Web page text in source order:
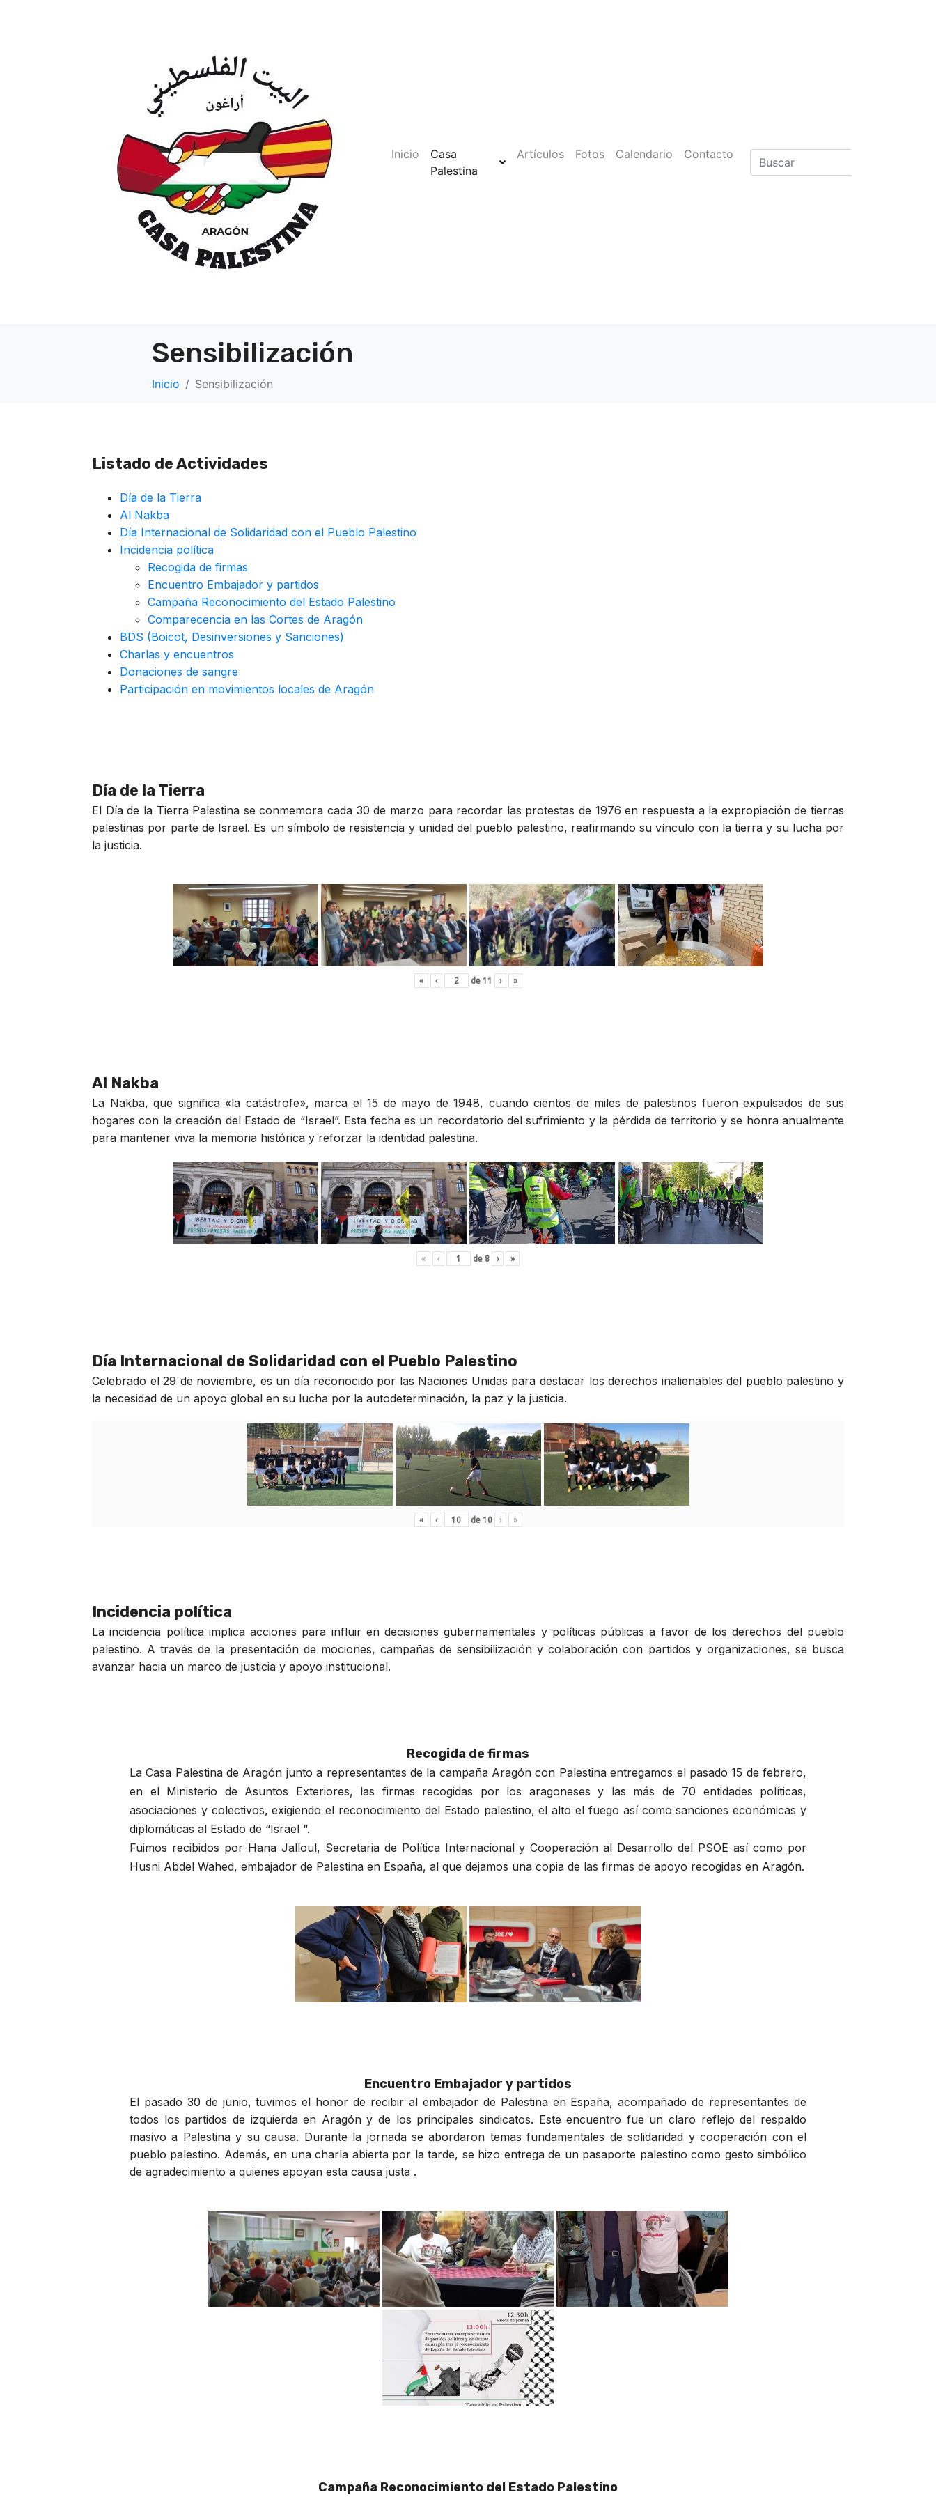
Inicio
Casa
Palestina
Artículos Fotos Calendario Contacto
Sensibilización
Inicio Sensibilización
Listado de Actividades
Día de la Tierra
Al Nakba
Día Internacional de Solidaridad con el Pueblo Palestino
Incidencia política
Recogida de firmas
Encuentro Embajador y partidos
Campaña Reconocimiento del Estado Palestino
Comparecencia en las Cortes de Aragón
BDS (Boicot, Desinversiones y Sanciones)
Charlas y encuentros
Donaciones de sangre
Participación en movimientos locales de Aragón
Día de la Tierra
El Día de la Tierra Palestina se conmemora cada 30 de marzo para recordar las protestas de 1976 en respuesta a la expropiación de tierras
palestinas por parte de Israel. Es un símbolo de resistencia y unidad del pueblo palestino, reafirmando su vínculo con la tierra y su lucha por
la justicia.
« ‹ de 11 › »
Al Nakba
La Nakba, que significa «la catástrofe», marca el 15 de mayo de 1948, cuando cientos de miles de palestinos fueron expulsados de sus
hogares con la creación del Estado de “Israel”. Esta fecha es un recordatorio del sufrimiento y la pérdida de territorio y se honra anualmente
para mantener viva la memoria histórica y reforzar la identidad palestina.
« ‹ de 8 › »
Día Internacional de Solidaridad con el Pueblo Palestino
Celebrado el 29 de noviembre, es un día reconocido por las Naciones Unidas para destacar los derechos inalienables del pueblo palestino y
la necesidad de un apoyo global en su lucha por la autodeterminación, la paz y la justicia.
« ‹ de 10 › »
Incidencia política
La incidencia política implica acciones para influir en decisiones gubernamentales y políticas públicas a favor de los derechos del pueblo
palestino. A través de la presentación de mociones, campañas de sensibilización y colaboración con partidos y organizaciones, se busca
avanzar hacia un marco de justicia y apoyo institucional.
Recogida de firmas
La Casa Palestina de Aragón junto a representantes de la campaña Aragón con Palestina entregamos el pasado 15 de febrero,
en el Ministerio de Asuntos Exteriores, las firmas recogidas por los aragoneses y las más de 70 entidades políticas,
asociaciones y colectivos, exigiendo el reconocimiento del Estado palestino, el alto el fuego así como sanciones económicas y
diplomáticas al Estado de “Israel “.
Fuimos recibidos por Hana Jalloul, Secretaria de Política Internacional y Cooperación al Desarrollo del PSOE así como por
Husni Abdel Wahed, embajador de Palestina en España, al que dejamos una copia de las firmas de apoyo recogidas en Aragón.
Encuentro Embajador y partidos
El pasado 30 de junio, tuvimos el honor de recibir al embajador de Palestina en España, acompañado de representantes de
todos los partidos de izquierda en Aragón y de los principales sindicatos. Este encuentro fue un claro reflejo del respaldo
masivo a Palestina y su causa. Durante la jornada se abordaron temas fundamentales de solidaridad y cooperación con el
pueblo palestino. Además, en una charla abierta por la tarde, se hizo entrega de un pasaporte palestino como gesto simbólico
de agradecimiento a quienes apoyan esta causa justa .
Campaña Reconocimiento del Estado Palestino